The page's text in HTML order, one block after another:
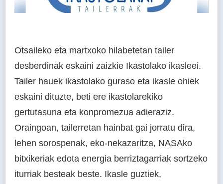
Otsaileko eta martxoko hilabetetan tailer
desberdinak eskaini zaizkie Ikastolako ikasleei.
Tailer hauek ikastolako guraso eta ikasle ohiek
eskaini dituzte, beti ere ikastolarekiko
gertutasuna eta konpromezua adieraziz.
Oraingoan, tailerretan hainbat gai jorratu dira,
lehen sorospenak, eko-nekazaritza, NASAko
bitxikeriak edota energia berriztagarriak sortzeko
iturriak besteak beste. Ikasle guztiek,